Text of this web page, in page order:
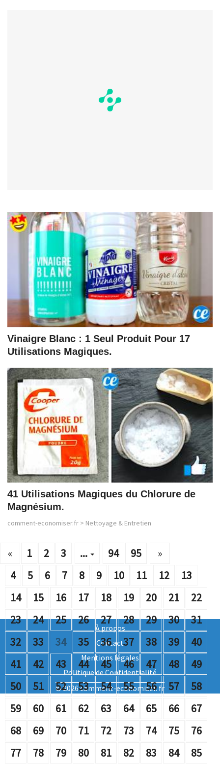
Vinaigre Blanc : 1 Seul Produit Pour 17
Utilisations Magiques.
41 Utilisations Magiques du Chlorure de
Magnésium.
comment-economiser.fr > Nettoyage & Entretien
« 1 2 3
...
4
5 6 7 8 9 10 11 12
13
14
15 16 17 18 19 20 21
22
23
24 25 26 27 28 29 30
31
32
33 34 35 36 37 38 39
40
41
42 43 44 45 46 47 48
49
50
51 52 53 54 55 56 57
58
59
60 61 62 63 64 65 66
67
68
69 70 71 72 73 74 75
76
77
78 79 80 81 82 83 84 85
94 95 »
À propos
Contact
Mentions légales
Politique de Confidentialité
© 2026 comment-economiser. fr